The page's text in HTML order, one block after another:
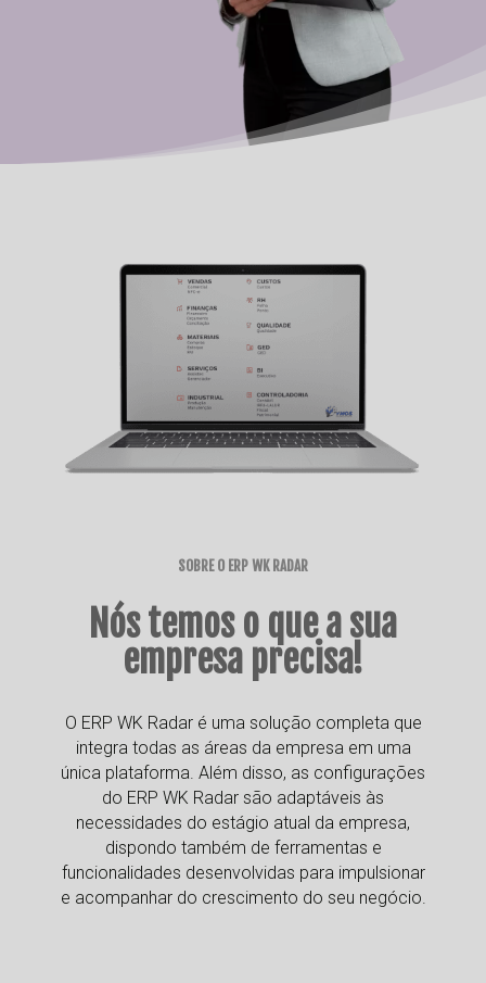
SOBRE O ERP WK RADAR
Nós temos o que a sua
empresa precisa!
O ERP WK Radar é uma solução completa que
integra todas as áreas da empresa em uma
única plataforma. Além disso, as configurações
do ERP WK Radar são adaptáveis às
necessidades do estágio atual da empresa,
dispondo também de ferramentas e
funcionalidades desenvolvidas para impulsionar
e acompanhar do crescimento do seu negócio.